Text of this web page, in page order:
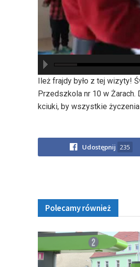
Ileż frajdy było z tej wizyty!
Przedszkola nr 10 w Żarach.
kciuki, by wszystkie życzenia
Udostępnij 235
Polecamy również